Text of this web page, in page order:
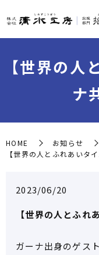
【世界の人
ナ
HOME
お知らせ
【世界の人とふれあいタ
2023/06/20
【世界の人とふれ
ガーナ出身のゲス